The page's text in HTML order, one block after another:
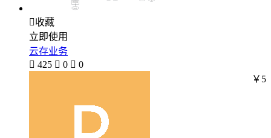
收藏
立即使用
云存业务
 425  0  0
￥5